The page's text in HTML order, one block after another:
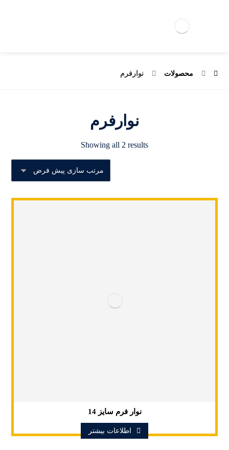
محصولات نوارفرم
نوارفرم
Showing all 2 results
نوار فرم سایز 14
اطلاعات بیشتر